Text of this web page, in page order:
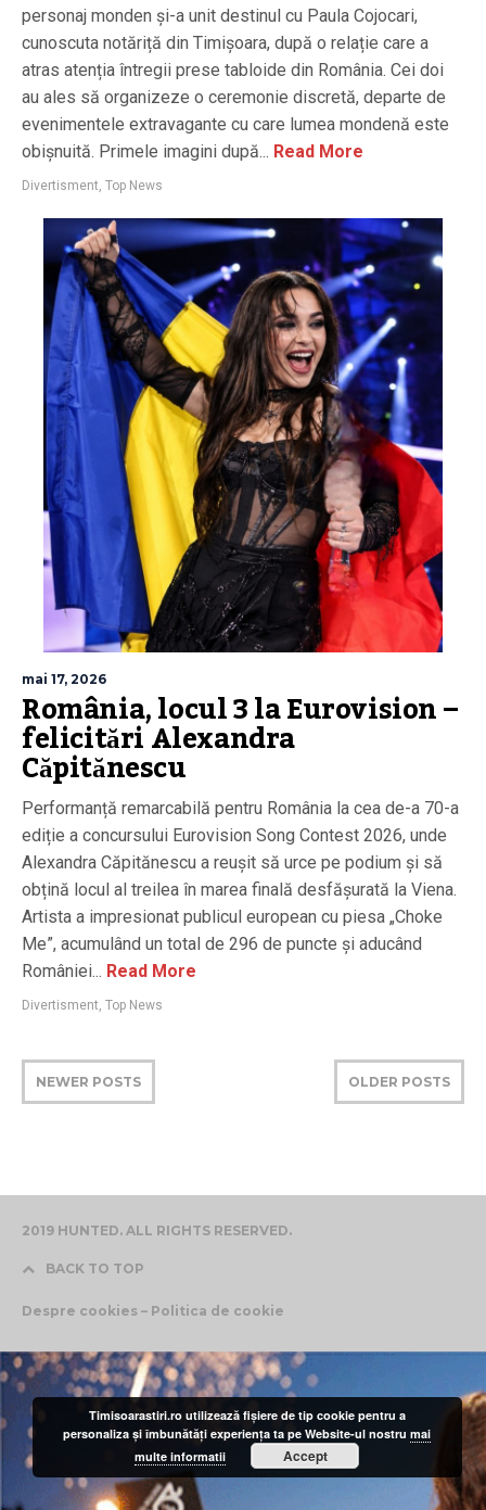
personaj monden și-a unit destinul cu Paula Cojocari,
cunoscuta notăriță din Timișoara, după o relație care a
atras atenția întregii prese tabloide din România. Cei doi
au ales să organizeze o ceremonie discretă, departe de
evenimentele extravagante cu care lumea mondenă este
obișnuită. Primele imagini după... Read More
Divertisment Top News
mai 17, 2026
România, locul 3 la Eurovision –
felicitări Alexandra
Căpitănescu
Performanță remarcabilă pentru România la cea de-a 70-a
ediție a concursului Eurovision Song Contest 2026, unde
Alexandra Căpitănescu a reușit să urce pe podium și să
obțină locul al treilea în marea finală desfășurată la Viena.
Artista a impresionat publicul european cu piesa „Choke
Me”, acumulând un total de 296 de puncte și aducând
României... Read More
Divertisment Top News
NEWER POSTS OLDER POSTS
2019 HUNTED. ALL RIGHTS RESERVED.
BACK TO TOP
Despre cookies – Politica de cookie
Timisoarastiri.ro utilizează fişiere de tip cookie pentru a
personaliza și îmbunătăți experiența ta pe Website-ul nostrumai
multe informatii
Accept